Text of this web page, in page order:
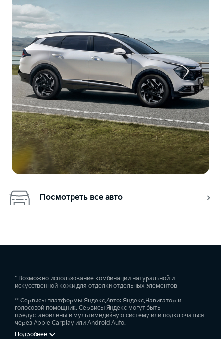
Посмотреть все авто
* Возможно использование комбинации натуральной и
искусственной кожи для отделки отдельных элементов
** Сервисы платформы Яндекс.Авто: Яндекс.Навигатор и
голосовой помощник. Сервисы Яндекс могут быть
предустановлены в мультимедийную систему или подключаться
через Apple Carplay или Android Auto.
Подробнее